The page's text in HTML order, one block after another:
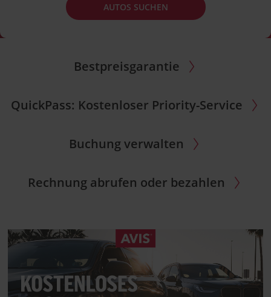
AUTOS SUCHEN
Bestpreisgarantie
QuickPass: Kostenloser Priority-Service
Buchung verwalten
Rechnung abrufen oder bezahlen